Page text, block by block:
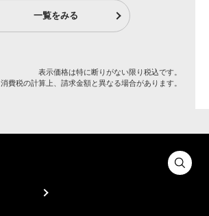
一覧をみる
表示価格は特に断りがない限り税込です。
消費税の計算上、請求金額と異なる場合があります。